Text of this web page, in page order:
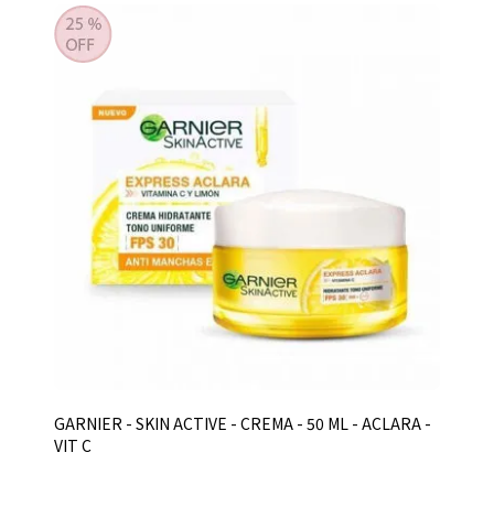
GARNIER - SKIN ACTIVE - CREMA - 50 ML - ACLARA -
VIT C